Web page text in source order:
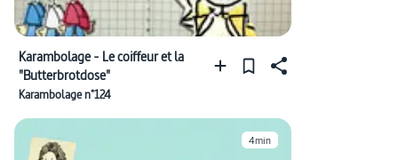
Karambolage - Le coiffeur et la
"Butterbrotdose"
Karambolage n°124
4min